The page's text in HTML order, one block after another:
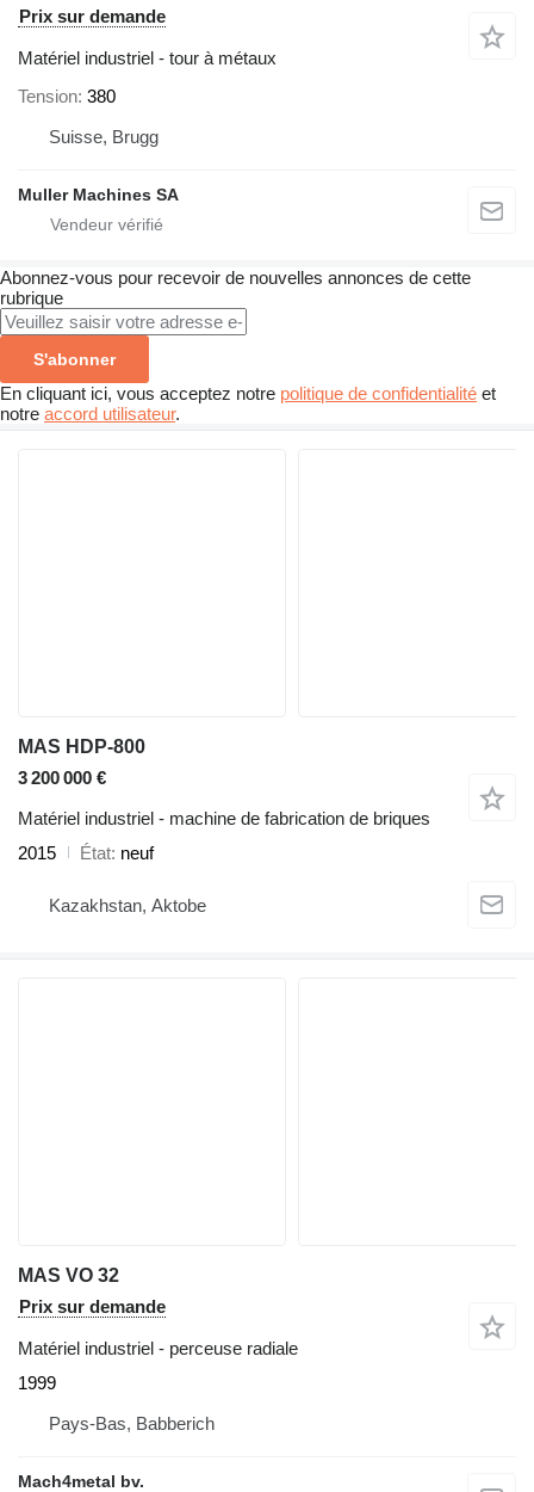
Prix sur demande
Matériel industriel - tour à métaux
Tension 380
Suisse, Brugg
Muller Machines SA
Abonnez-vous pour recevoir de nouvelles annonces de cette
rubrique
S'abonner
En cliquant ici, vous acceptez notre politique de confidentialité et
notre accord utilisateur.
MAS HDP-800
3 200 000 €
Matériel industriel - machine de fabrication de briques
2015
État neuf
Kazakhstan, Aktobe
MAS VO 32
Prix sur demande
Matériel industriel - perceuse radiale
1999
Pays-Bas, Babberich
Mach4metal bv.